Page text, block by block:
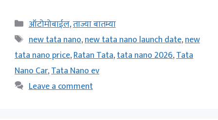
Categories
ऑटोमोबाईल,ताज्या बातम्या
Tags
new tata nano,new tata nano launch date,new
tata nano price,Ratan Tata,tata nano 2026,Tata
Nano Car,Tata Nano ev
Leave a comment